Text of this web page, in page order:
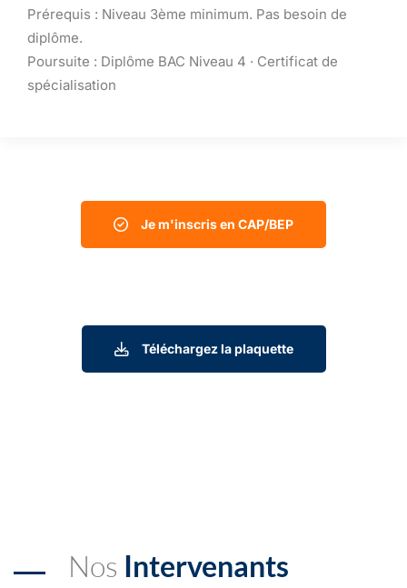
Prérequis : Niveau 3ème minimum. Pas besoin de
diplôme.
Poursuite : Diplôme BAC Niveau 4 · Certificat de
spécialisation
Je m'inscris en CAP/BEP
Téléchargez la plaquette
Nos Intervenants